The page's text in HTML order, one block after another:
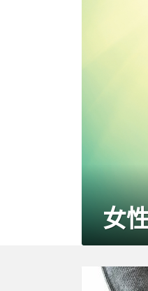
女
MORE
STORIES